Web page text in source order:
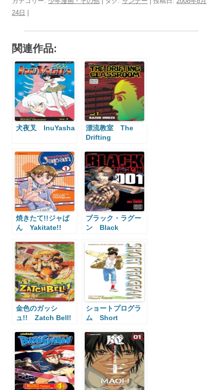
24日
関連作品:
犬夜叉 InuYasha
漂流教室 The
Drifting
焼きたて!!ジャぱ
ん Yakitate!!
ブラック・ラグー
ン Black
金色のガッシ
ュ!! Zatch Bell!
ショートプログラ
ム Short